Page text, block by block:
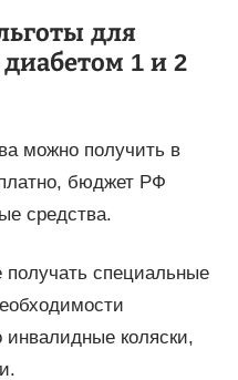
для
1 и 2
можно получить в
бюджет РФ
средства.
специальные
коляски,